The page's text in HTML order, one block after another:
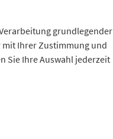
grundlegender
mit Ihrer Zustimmung und
Sie Ihre Auswahl jederzeit